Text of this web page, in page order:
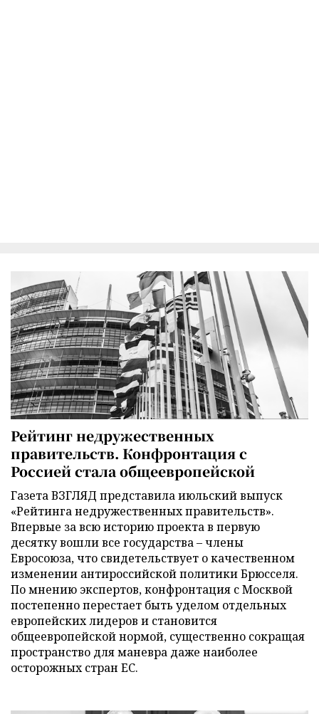
Рейтинг недружественных
правительств. Конфронтация с
Россией стала общеевропейской
Газета ВЗГЛЯД представила июльский выпуск
«Рейтинга недружественных правительств».
Впервые за всю историю проекта в первую
десятку вошли все государства – члены
Евросоюза, что свидетельствует о качественном
изменении антироссийской политики Брюсселя.
По мнению экспертов, конфронтация с Москвой
постепенно перестает быть уделом отдельных
европейских лидеров и становится
общеевропейской нормой, существенно сокращая
пространство для маневра даже наиболее
осторожных стран ЕС.